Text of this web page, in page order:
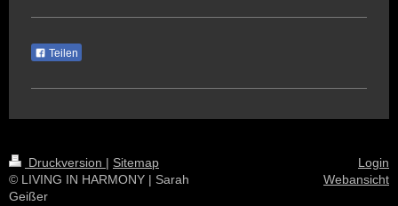
Teilen
Druckversion | Sitemap
© LIVING IN HARMONY | Sarah
Geißer
Login
Webansicht